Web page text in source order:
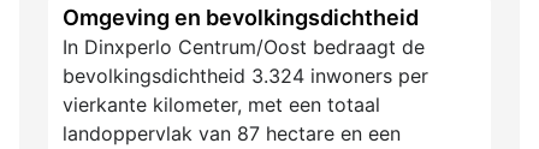
Omgeving en bevolkingsdichtheid
In Dinxperlo Centrum/Oost bedraagt de
bevolkingsdichtheid 3.324 inwoners per
vierkante kilometer, met een totaal
landoppervlak van 87 hectare en een